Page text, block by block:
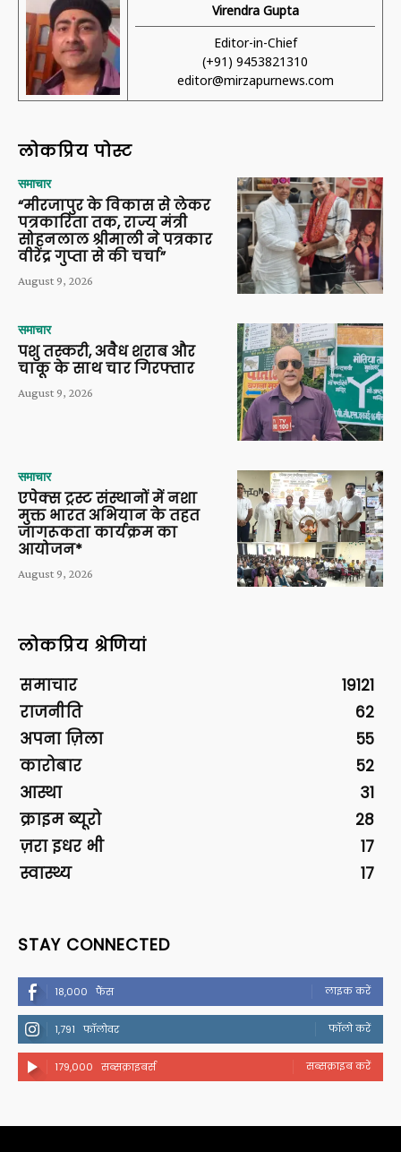
Virendra Gupta
Editor-in-Chief
(+91) 9453821310
editor@mirzapurnews.com
लोकप्रिय पोस्ट
समाचार
“मीरजापुर के विकास से लेकर
पत्रकारिता तक, राज्य मंत्री
सोहनलाल श्रीमाली ने पत्रकार
वीरेंद्र गुप्ता से की चर्चा”
August 9, 2026
समाचार
पशु तस्करी, अवैध शराब और
चाकू के साथ चार गिरफ्तार
August 9, 2026
समाचार
एपेक्स ट्रस्ट संस्थानों में नशा
मुक्त भारत अभियान के तहत
जागरूकता कार्यक्रम का
आयोजन*
August 9, 2026
लोकप्रिय श्रेणियां
समाचार
19121
राजनीति
62
अपना ज़िला
55
कारोबार
52
आस्था
31
क्राइम ब्यूरो
28
ज़रा इधर भी
17
स्वास्थ्य
17
STAY CONNECTED
18,000 फैंस लाइक करें
1,791 फॉलोवर फॉलो करें
179,000 सब्सक्राइबर्स सब्सक्राइब करें